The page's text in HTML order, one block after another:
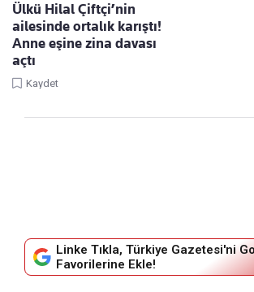
Ülkü Hilal Çiftçi’nin
ailesinde ortalık karıştı!
Anne eşine zina davası
açtı
Kaydet
Linke Tıkla, Türkiye Gazetesi'ni
Favorilerine Ekle!